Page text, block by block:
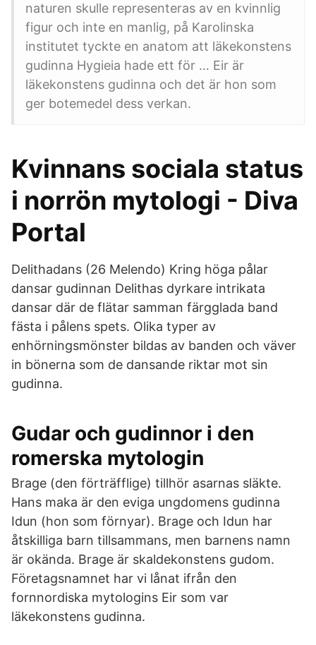
naturen skulle representeras av en kvinnlig
figur och inte en manlig, på Karolinska
institutet tyckte en anatom att läkekonstens
gudinna Hygieia hade ett för … Eir är
läkekonstens gudinna och det är hon som
ger botemedel dess verkan.
Kvinnans sociala status
i norrön mytologi - Diva
Portal
Delithadans (26 Melendo) Kring höga pålar
dansar gudinnan Delithas dyrkare intrikata
dansar där de flätar samman färgglada band
fästa i pålens spets. Olika typer av
enhörningsmönster bildas av banden och väver
in bönerna som de dansande riktar mot sin
gudinna.
Gudar och gudinnor i den
romerska mytologin
Brage (den förträfflige) tillhör asarnas släkte.
Hans maka är den eviga ungdomens gudinna
Idun (hon som förnyar). Brage och Idun har
åtskilliga barn tillsammans, men barnens namn
är okända. Brage är skaldekonstens gudom.
Företagsnamnet har vi lånat ifrån den
fornnordiska mytologins Eir som var
läkekonstens gudinna.